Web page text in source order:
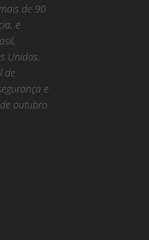
de 90
e
Unidos.
de
e
outubro